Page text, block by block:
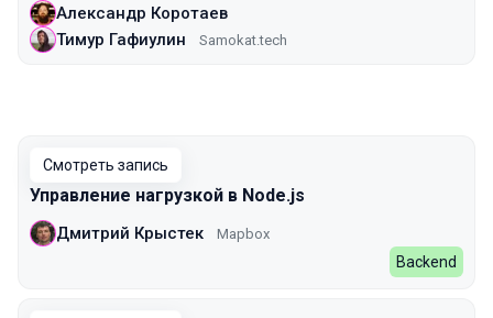
Александр Коротаев
Тимур Гафиулин
Samokat.tech
Смотреть запись
Управление нагрузкой в Node.js
Дмитрий Крыстек Mapbox
Backend